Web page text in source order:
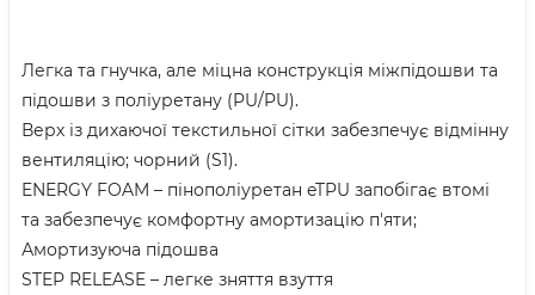
Легка та гнучка, але міцна конструкція міжпідошви та
підошви з поліуретану (PU/PU).
Верх із дихаючої текстильної сітки забезпечує відмінну
вентиляцію; чорний (S1).
ENERGY FOAM – пінополіуретан eTPU запобігає втомі
та забезпечує комфортну амортизацію п'яти;
Амортизуюча підошва
STEP RELEASE – легке зняття взуття